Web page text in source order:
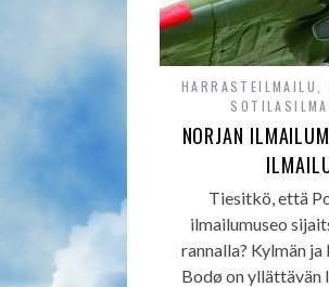
HARRASTEILMAILU
NORJAN
Tiesitkö, että
ilmailumuseo
rannalla? Kylmän
Bodø on yllättävän